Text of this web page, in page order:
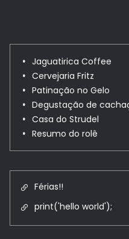
Jaguatirica Coffee
Cervejaria Fritz
Patinação no Gelo
Degustação de
Casa do Strudel
Resumo do rolê
Férias!!
print('hello world');